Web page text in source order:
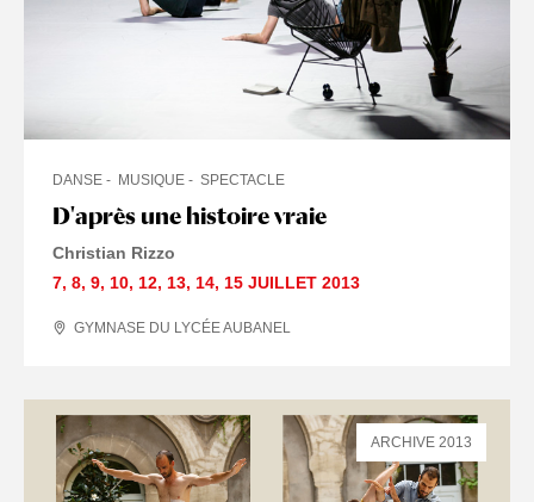
D'après une histoire vraie
DANSE MUSIQUE SPECTACLE
Christian Rizzo
7, 8, 9, 10, 12, 13, 14, 15 JUILLET 2013
GYMNASE DU LYCÉE AUBANEL
ARCHIVE 2013